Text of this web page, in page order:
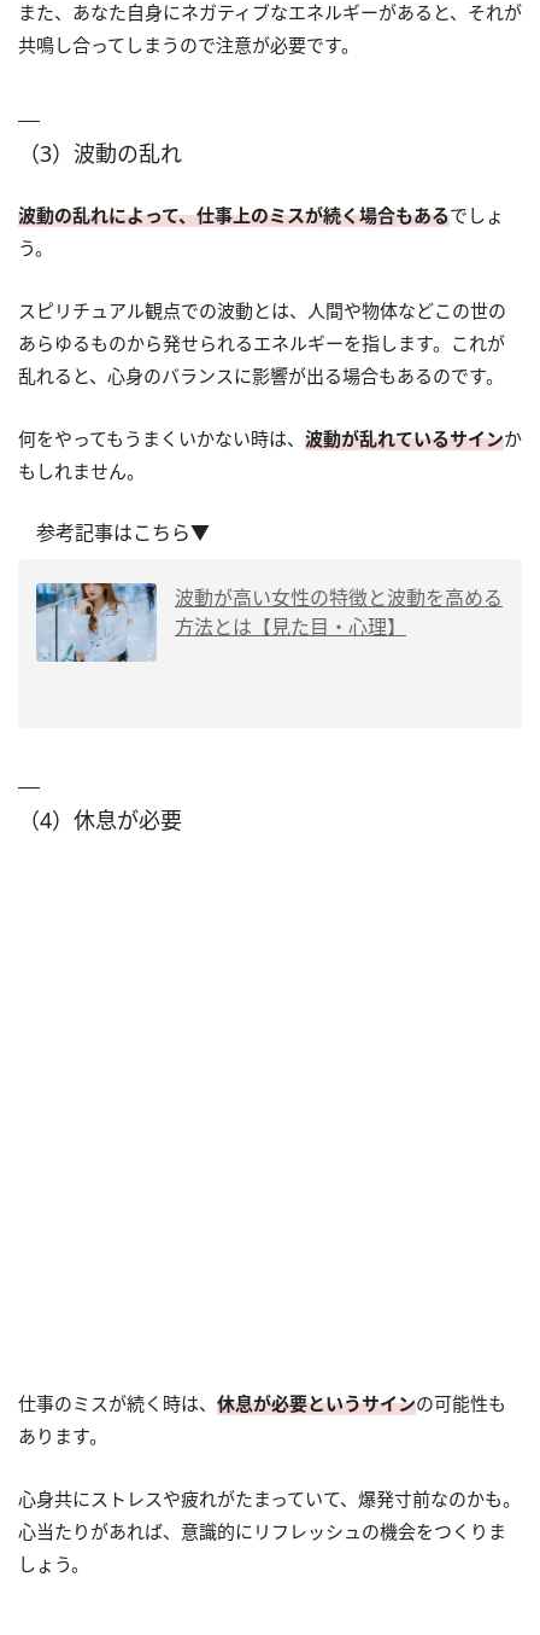
また、あなた自身にネガティブなエネルギーがあると、それが
共鳴し合ってしまうので注意が必要です。
（3）波動の乱れ
波動の乱れによって、仕事上のミスが続く場合もあるでしょ
う。
スピリチュアル観点での波動とは、人間や物体などこの世の
あらゆるものから発せられるエネルギーを指します。これが
乱れると、心身のバランスに影響が出る場合もあるのです。
何をやってもうまくいかない時は、 波動が乱れているサインか
もしれません。
参考記事はこちら▼
波動が高い女性の特徴と波動を高める
方法とは【見た目・心理】
（4）休息が必要
仕事のミスが続く時は、 休息が必要というサインの可能性も
あります。
心身共にストレスや疲れがたまっていて、爆発寸前なのかも。
心当たりがあれば、意識的にリフレッシュの機会をつくりま
しょう。